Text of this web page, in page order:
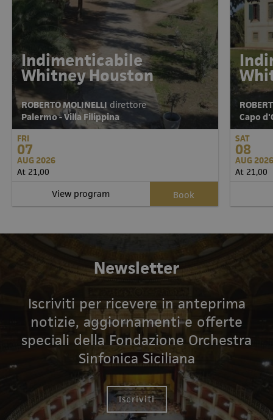
Indimenticabile
Whitney Houston
ROBERTO MOLINELLI direttore
Palermo - Villa Filippina
FRI
07
AUG 2026
At 21,00
View program Book
Capo
SAT
08
AUG
At 21,00
Newsletter
Iscriviti per ricevere in anteprima
notizie, aggiornamenti e offerte
speciali della Fondazione Orchestra
Sinfonica Siciliana
Iscriviti